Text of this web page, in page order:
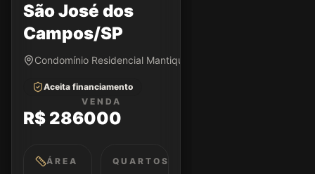
São José dos
Campos/SP
Condomínio Residencial Mantiqueira • São José dos
Aceita financiamento
VENDA
R$ 286000
ÁREA QUARTOS